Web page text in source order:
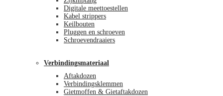
Digitale meettoestellen
Kabel strippers
Keilbouten
Pluggen en schroeven
Schroevendraaiers
Verbindingsmateriaal
Aftakdozen
Verbindingsklemmen
Gietmoffen & Gietaftakdozen